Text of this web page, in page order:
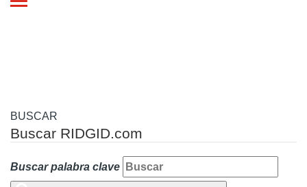
Toggle
BUSCAR
Buscar RIDGID.com
Buscar palabra clave